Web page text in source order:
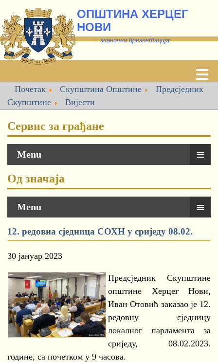
ОПШТИНА ХЕРЦЕГ
НОВИ
званична презентација
Почетак Скупштина Општине
Предсједник
Скупштине
Вијести
Сервис за грађане
Menu ≡
Од значаја
Menu ≡
12. редовна сједница СОХН у сриједу 08.02.
30 јануар 2023
Предсједник Скупштине
општине Херцег Нови,
Иван Отовић заказао је 12.
редовну сједницу
локалног парламента за
сриједу, 08.02.2023.
године, са почетком у 9 часова.